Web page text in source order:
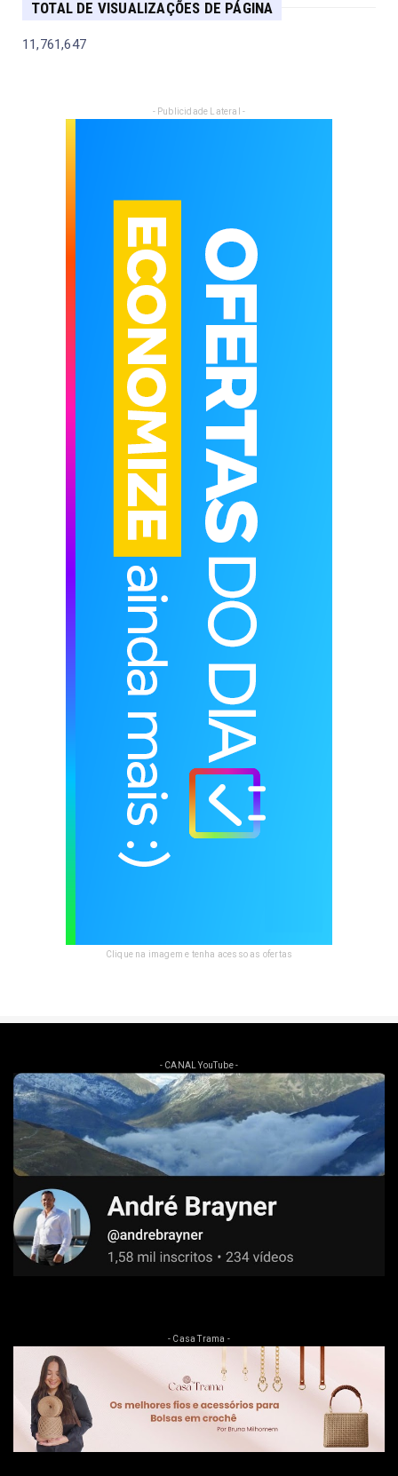
TOTAL DE VISUALIZAÇÕES DE PÁGINA
11,761,647
- Publicidade Lateral -
Clique na imagem e tenha acesso as ofertas
- CANAL YouTube -
- Casa Trama -